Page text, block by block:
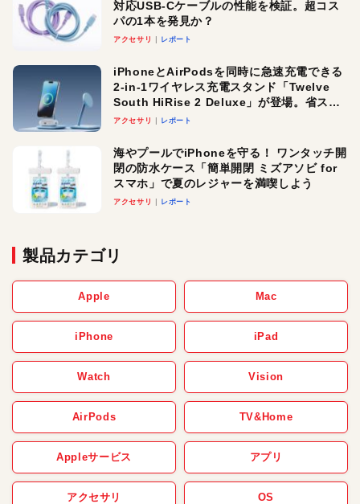
対応USB-Cケーブルの性能を検証。超コス
パの1本を発見か？
アクセサリ レポート
iPhoneとAirPodsを同時に急速充電できる
2-in-1ワイヤレス充電スタンド「Twelve
South HiRise 2 Deluxe」が登場。省スペ
ースでおしゃれに充電したい人にオスス
アクセサリ レポート
海やプールでiPhoneを守る！ ワンタッチ開
閉の防水ケース「簡単開閉 ミズアソビ for
スマホ」で夏のレジャーを満喫しよう
アクセサリ レポート
製品カテゴリ
Apple Mac
iPhone iPad
Watch Vision
AirPods TV&Home
Appleサービス アプリ
アクセサリ OS